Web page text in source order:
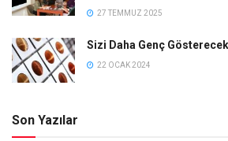
27 TEMMUZ 2025
Sizi Daha Genç
22 OCAK 2024
Son Yazılar